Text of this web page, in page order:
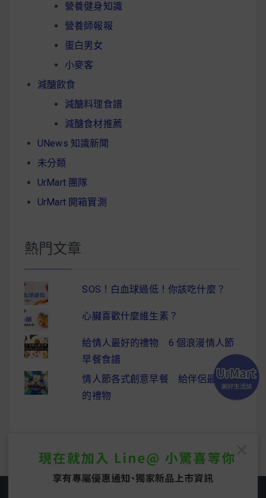
營養健身知識
營養師報報
蛋白男女
小麥客
減醣飲食
減醣料理食譜
減醣食材推薦
UNews 知識新聞
未分類
UrMart 團隊
UrMart 開箱實測
熱門文章
SOS！白血球過低！你該吃什麼？
心臟喜歡什麼維生素？
給情人最好的禮物 6 個浪漫情人節
早餐食譜
情人節各式創意早餐 給伴侶最驚喜
的禮物